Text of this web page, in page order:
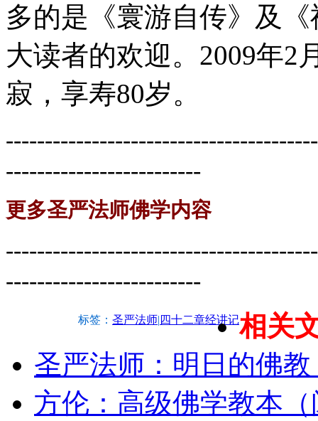
多的是《寰游自传》及
大读者的欢迎。2009年2
寂，享寿80岁。
-------------------------
更多圣严法师佛学内容
-------------------------
标签： 圣严法师| 四十二章经讲记相关
圣严法师：明日的佛
方伦：高级佛学教本